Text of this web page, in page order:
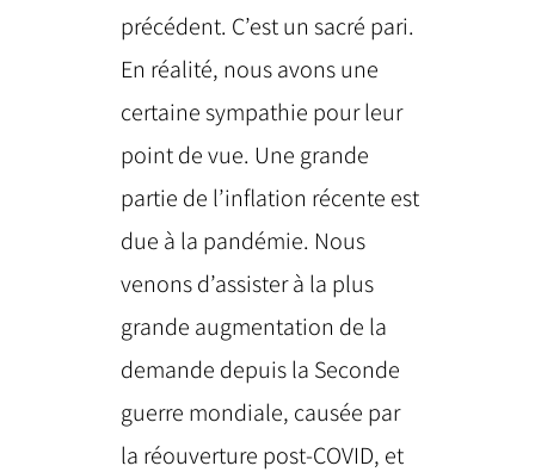
précédent. C’est un sacré pari.
En réalité, nous avons une
certaine sympathie pour leur
point de vue. Une grande
partie de l’inflation récente est
due à la pandémie. Nous
venons d’assister à la plus
grande augmentation de la
demande depuis la Seconde
guerre mondiale, causée par
la réouverture post-COVID, et